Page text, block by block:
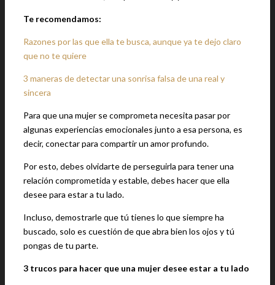
Te recomendamos:
Razones por las que ella te busca, aunque ya te dejo claro
que no te quiere
3 maneras de detectar una sonrisa falsa de una real y
sincera
Para que una mujer se comprometa necesita pasar por
algunas experiencias emocionales junto a esa persona, es
decir, conectar para compartir un amor profundo.
Por esto, debes olvidarte de perseguirla para tener una
relación comprometida y estable, debes hacer que ella
desee para estar a tu lado.
Incluso, demostrarle que tú tienes lo que siempre ha
buscado, solo es cuestión de que abra bien los ojos y tú
pongas de tu parte.
3 trucos para hacer que una mujer desee estar a tu lado